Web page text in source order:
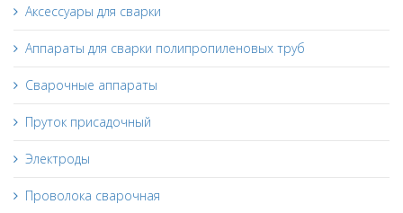
Аксессуары для сварки
Аппараты для сварки полипропиленовых труб
Сварочные аппараты
Пруток присадочный
Электроды
Проволока сварочная